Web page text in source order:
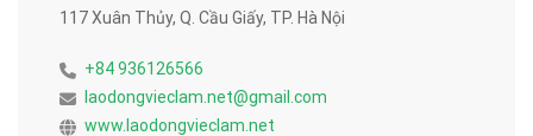
117 Xuân Thủy, Q. Cầu Giấy, TP. Hà Nội
+84 936126566
laodongvieclam.net@gmail.com
www.laodongvieclam.net